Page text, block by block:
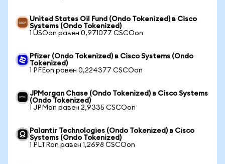
United States Oil Fund (Ondo Tokenized) в Cisco
Systems (Ondo Tokenized)
1 USOon равен 0,971077 CSCOon
Pfizer (Ondo Tokenized) в Cisco Systems (Ondo
Tokenized)
1 PFEon равен 0,224377 CSCOon
JPMorgan Chase (Ondo Tokenized) в Cisco Systems
(Ondo Tokenized)
1 JPMon равен 2,9335 CSCOon
Palantir Technologies (Ondo Tokenized) в Cisco
Systems (Ondo Tokenized)
1 PLTRon равен 1,2698 CSCOon